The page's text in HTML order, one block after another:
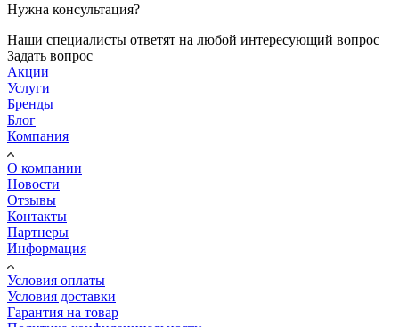
Нужна консультация?
Наши специалисты ответят на любой интересующий вопрос
Задать вопрос
Акции
Услуги
Бренды
Блог
Компания
О компании
Новости
Отзывы
Контакты
Партнеры
Информация
Условия оплаты
Условия доставки
Гарантия на товар